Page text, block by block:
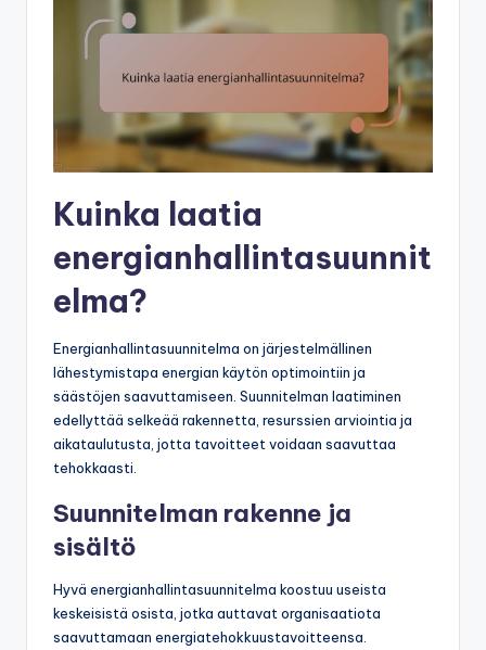
Kuinka laatia
energianhallintasuunnit
elma?
Energianhallintasuunnitelma on järjestelmällinen
lähestymistapa energian käytön optimointiin ja
säästöjen saavuttamiseen. Suunnitelman laatiminen
edellyttää selkeää rakennetta, resurssien arviointia ja
aikataulutusta, jotta tavoitteet voidaan saavuttaa
tehokkaasti.
Suunnitelman rakenne ja
sisältö
Hyvä energianhallintasuunnitelma koostuu useista
keskeisistä osista, jotka auttavat organisaatiota
saavuttamaan energiatehokkuustavoitteensa.